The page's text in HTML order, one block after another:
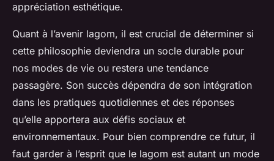
appréciation esthétique.
Quant à l’avenir lagom, il est crucial de déterminer si
cette philosophie deviendra un socle durable pour
nos modes de vie ou restera une tendance
passagère. Son succès dépendra de son intégration
dans les pratiques quotidiennes et des réponses
qu’elle apportera aux défis sociaux et
environnementaux. Pour bien comprendre ce futur, il
faut garder à l’esprit que le lagom est autant un mode